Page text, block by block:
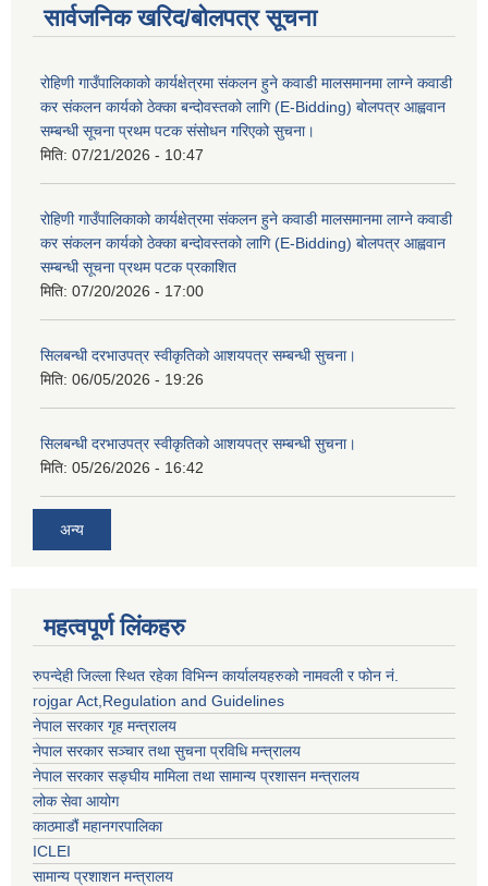
सार्वजनिक खरिद/बोलपत्र सूचना
रोहिणी गाउँपालिकाको कार्यक्षेत्रमा संकलन हुने कवाडी मालसमानमा लाग्ने कवाडी
कर संकलन कार्यको ठेक्का बन्दोवस्तको लागि (E-Bidding) बोलपत्र आह्ववान
सम्बन्धी सूचना प्रथम पटक संसोधन गरिएको सुचना।
मिति: 07/21/2026 - 10:47
रोहिणी गाउँपालिकाको कार्यक्षेत्रमा संकलन हुने कवाडी मालसमानमा लाग्ने कवाडी
कर संकलन कार्यको ठेक्का बन्दोवस्तको लागि (E-Bidding) बोलपत्र आह्ववान
सम्बन्धी सूचना प्रथम पटक प्रकाशित
मिति: 07/20/2026 - 17:00
सिलबन्धी दरभाउपत्र स्वीकृतिको आशयपत्र सम्बन्धी सुचना।
मिति: 06/05/2026 - 19:26
सिलबन्धी दरभाउपत्र स्वीकृतिको आशयपत्र सम्बन्धी सुचना।
मिति: 05/26/2026 - 16:42
अन्य
महत्वपूर्ण लिंकहरु
रुपन्देही जिल्ला स्थित रहेका विभिन्न कार्यालयहरुको नामवली र फाेन न‌ं.
rojgar Act,Regulation and Guidelines
नेपाल सरकार गृह मन्त्रालय
नेपाल सरकार सञ्चार तथा सुचना प्रविधि मन्त्रालय
नेपाल सरकार सङ्घीय मामिला तथा सामान्य प्रशासन मन्त्रालय
लोक सेवा आयोग
काठमाडौं महानगरपालिका
ICLEI
सामान्य प्रशाशन मन्त्रालय